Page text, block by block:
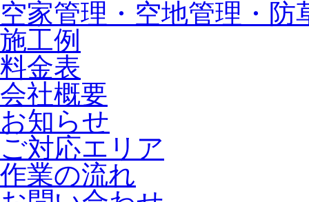
空家管理・空地管理・防
施工例
料金表
会社概要
お知らせ
ご対応エリア
作業の流れ